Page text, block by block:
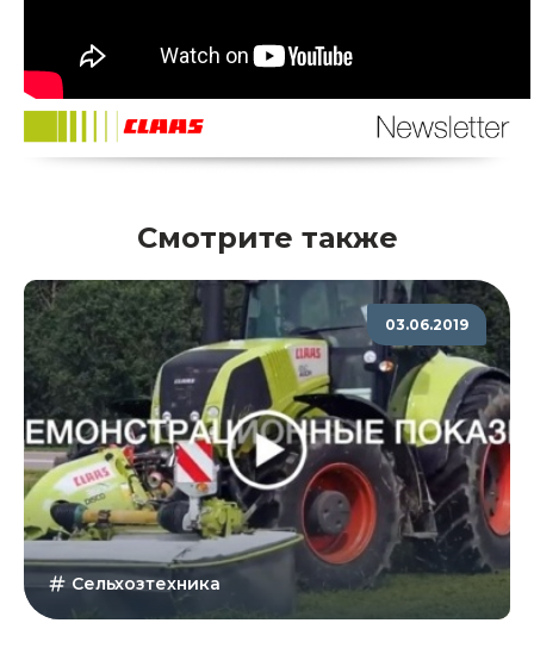
Смотрите также
03.06.2019
Сельхозтехника